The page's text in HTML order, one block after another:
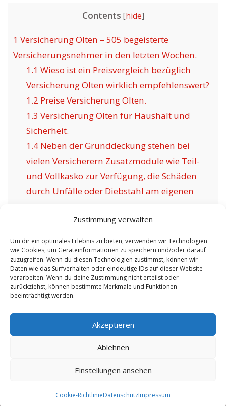
Zustimmung verwalten
Um dir ein optimales Erlebnis zu bieten, verwenden wir Technologien
wie Cookies, um Geräteinformationen zu speichern und/oder darauf
zuzugreifen. Wenn du diesen Technologien zustimmst, können wir
Daten wie das Surfverhalten oder eindeutige IDs auf dieser Website
verarbeiten. Wenn du deine Zustimmung nicht erteilst oder
zurückziehst, können bestimmte Merkmale und Funktionen
beeinträchtigt werden.
Akzeptieren
Ablehnen
Einstellungen ansehen
Cookie-RichtlinieDatenschutzImpressum
Contents [hide]
1 Versicherung Olten – 505 begeisterte
Versicherungsnehmer in den letzten Wochen.
1.1 Wieso ist ein Preisvergleich bezüglich
Versicherung Olten wirklich empfehlenswert?
1.2 Preise Versicherung Olten.
1.3 Versicherung Olten für Haushalt und
Sicherheit.
1.4Neben der Grunddeckung stehen bei
vielen Versicherern Zusatzmodule wie Teil-
und Vollkasko zur Verfügung, die Schäden
durch Unfälle oder Diebstahl am eigenen
Fahrzeug abdecken.
Das Anliegen bewährter
Versicherungsgesellschaften für Olten:
1.6Die Vorzüge dieser Versicherung in Olten:
1.6.1Überschaubare Optionen und
Versicherungszertifikat:
No tags for this post.
Copyright 2026 by digi-versicherung.de - Versicherung in der Nähe |
7.8.2026